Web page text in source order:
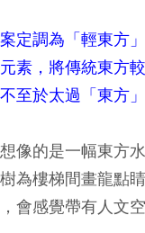
調為「輕東方
素，將傳統東方
至於太過「東方」
像的是一幅東方
為樓梯間畫龍點
會感覺帶有人文空